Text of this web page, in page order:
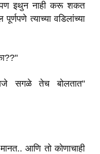
पण इथुन नाही करू शकत
त्याच्या वडिलांच्या
सगळे तेच बोलतात"
आणि तो कोणाचाही